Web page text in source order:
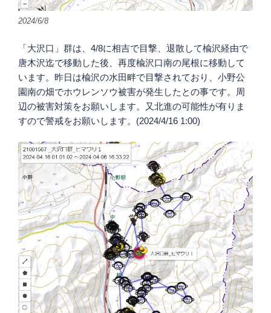
2024/6/8
「大沢口」群は、4/8に相吉で目撃、退散して楡沢経由で
唐木沢迄で移動した後、再度楡沢口南の尾根に移動して
います。昨日は楡沢の水田畔で目撃されており、小野公
園南の畑でホウレンソウ被害が発生したとの事です。周
辺の被害対策をお願いします。又北進の可能性が有りま
すので警戒をお願いします。(2024/4/16 1:00)